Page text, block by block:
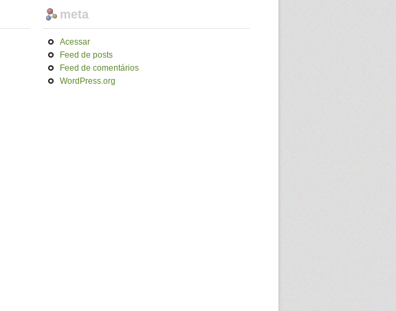
meta
Acessar
Feed de posts
Feed de comentários
WordPress.org